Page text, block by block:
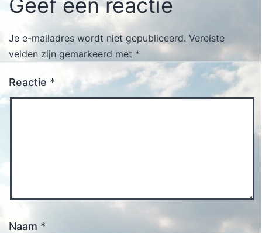
Je e-mailadres wordt niet gepubliceerd. Vereiste
velden zijn gemarkeerd met *
Reactie *
Naam *